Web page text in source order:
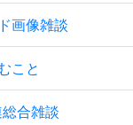
画像雑談
こと
合雑談